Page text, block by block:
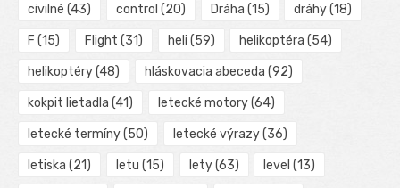
civilné (43) control (20) Dráha (15) dráhy(18)
F (15) Flight (31) heli (59) helikoptéra (54)
helikoptéry(48) hláskovacia abeceda (92)
kokpit lietadla (41) letecké motory(64)
letecké termíny(50) letecké výrazy(36)
letiska (21) letu (15) lety(63) level (13)